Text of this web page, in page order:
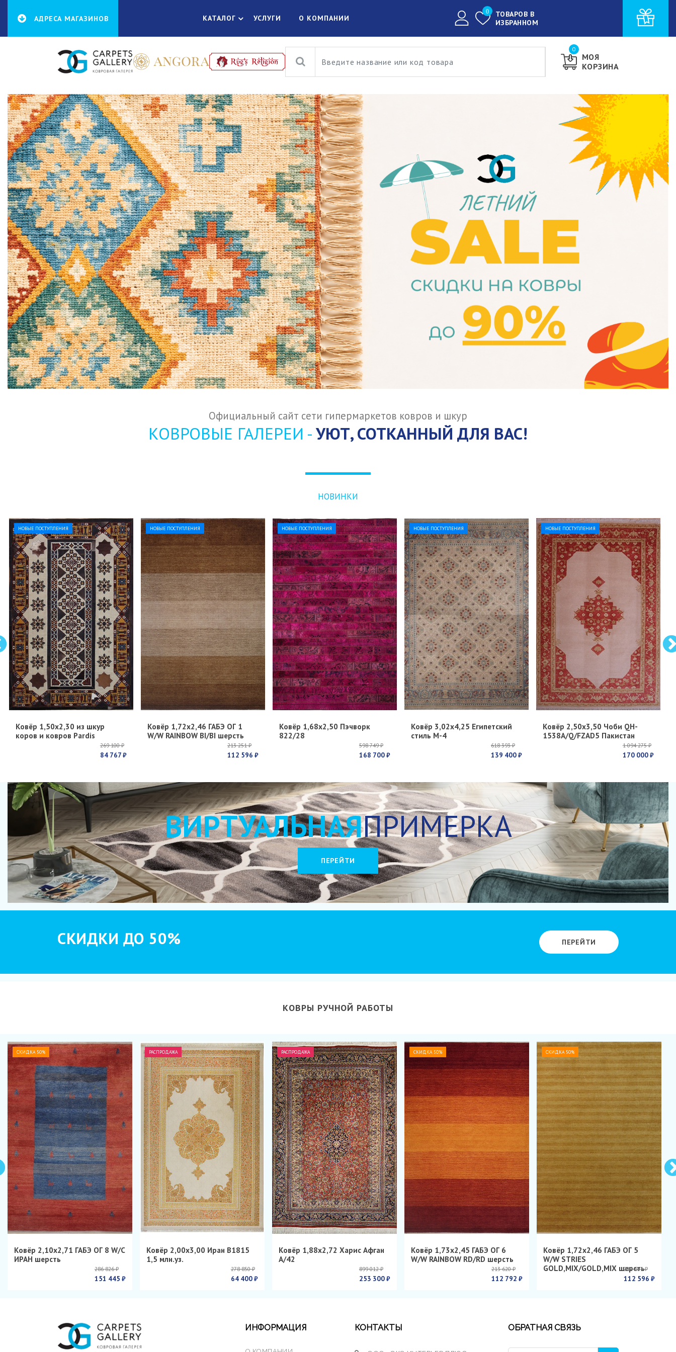
АДРЕСА МАГАЗИНОВ КАТАЛОГ УСЛУГИ О КОМПАНИИ
ТОВАРОВ В
ИЗБРАННОМ
0
МОЯ
КОРЗИНА
0
Официальный сайт сети гипермаркетов ковров и шкур
КОВРОВЫЕ ГАЛЕРЕИ -УЮТ, СОТКАННЫЙ ДЛЯ ВАС!
НОВИНКИ
НОВЫЕ ПОСТУПЛЕНИЯ
Ковёр 1,50х2,30 из шкур
коров и ковров Pardis
269 100 ₽
84 767 ₽
НОВЫЕ ПОСТУПЛЕНИЯ
Ковёр 1,72х2,46 ГАБЭ ОГ 1
W/W RAINBOW BI/BI шерсть
213 251 ₽
112 596 ₽
НОВЫЕ ПОСТУПЛЕНИЯ
Ковёр 1,68х2,50 Пэчворк
822/28
598 749 ₽
168 700 ₽
НОВЫЕ ПОСТУПЛЕНИЯ
Ковёр 3,02х4,25 Египетский
стиль М-4
618 393 ₽
139 400 ₽
НОВЫЕ ПОСТУПЛЕНИЯ
Ковёр 2,50х3,50 Чоби QH-
1538A/Q/FZAD5 Пакистан
1 094 275 ₽
170 000 ₽
ВИРТУАЛЬНАЯПРИМЕРКА
ПЕРЕЙТИ
СКИДКИ ДО 50% ПЕРЕЙТИ
КОВРЫ РУЧНОЙ РАБОТЫ
СКИДКА 50%
Ковёр 2,10х2,71 ГАБЭ ОГ 8 W/C
ИРАН шерсть
286 826 ₽
151 445 ₽
РАСПРОДАЖА
Ковёр 2,00х3,00 Иран B1815
1,5 млн.уз.
278 850 ₽
64 400 ₽
РАСПРОДАЖА
Ковёр 1,88х2,72 Харис Афган
А/42
899 012 ₽
253 300 ₽
СКИДКА 50%
Ковёр 1,73х2,45 ГАБЭ ОГ 6
W/W RAINBOW RD/RD шерсть
213 620 ₽
112 792 ₽
СКИДКА 50%
Ковёр 1,72х2,46 ГАБЭ ОГ 5
W/W STRIES
GOLD,MIX/GOLD,MIX шерсть
214 603 ₽
112 596 ₽
ИНФОРМАЦИЯ КОНТАКТЫ ОБРАТНАЯ СВЯЗЬ